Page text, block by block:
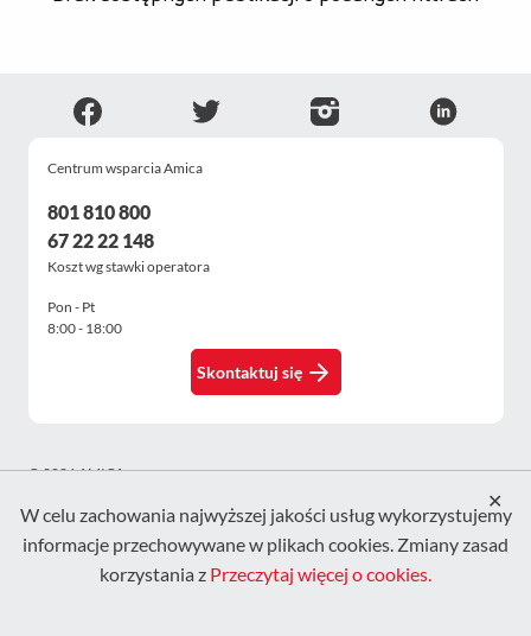
Raporty
Centrum wsparcia Amica
801 810 800
67 22 22 148
Koszt wg stawki operatora
Pon - Pt
8:00 - 18:00
Skontaktuj się
© 2026 AMICA
W celu zachowania najwyższej jakości usług wykorzystujemy
informacje przechowywane w plikach cookies. Zmiany zasad
korzystania z Przeczytaj więcej o cookies.
✕